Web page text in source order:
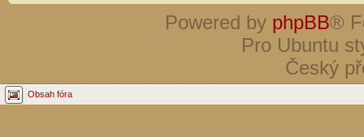
Powered by phpBB®
Pro Ubuntu
Český
Obsah fóra